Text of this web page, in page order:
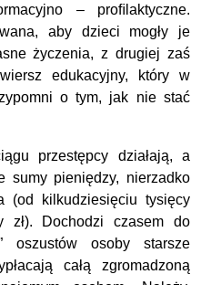
– proﬁlaktyczne.
aby dzieci mogły je
życzenia, z drugiej zaś
edukacyjny, który w
o tym, jak nie stać
przestępcy działają, a
sumy pieniędzy, nierzadko
(od kilkudziesięciu tysięcy
Dochodzi czasem do
oszustów osoby starsze
całą zgromadzoną